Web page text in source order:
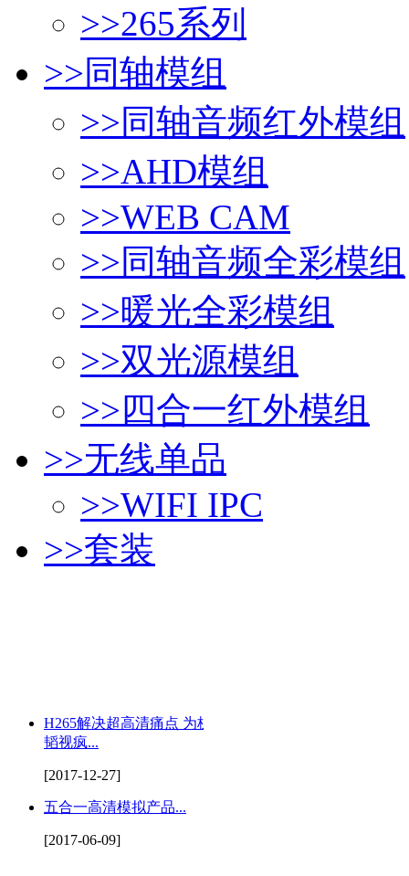
>>265系列
>>同轴模组
>>同轴音频红外模组
>>AHD模组
>>WEB CAM
>>同轴音频全彩模组
>>暖光全彩模组
>>双光源模组
>>四合一红外模组
>>无线单品
>>WIFI IPC
>>套装
H265解决超高清痛点 为杭州
韬视疯...
[2017-12-27]
五合一高清模拟产品...
[2017-06-09]